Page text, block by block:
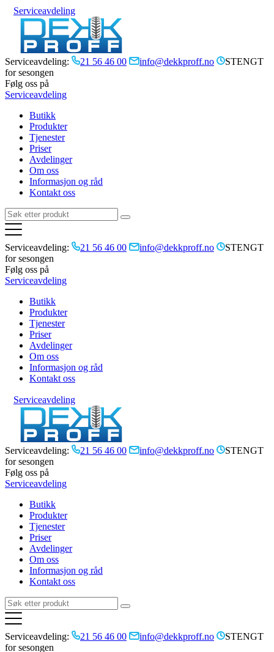
Serviceavdeling
Serviceavdeling: 21 56 46 00 info@dekkproff.no
STENGT
for sesongen
Følg oss på
Serviceavdeling
Butikk
Produkter
Tjenester
Priser
Avdelinger
Om oss
Informasjon og råd
Kontakt oss
Serviceavdeling: 21 56 46 00 info@dekkproff.no
STENGT
for sesongen
Følg oss på
Serviceavdeling
Butikk
Produkter
Tjenester
Priser
Avdelinger
Om oss
Informasjon og råd
Kontakt oss
Serviceavdeling
Serviceavdeling: 21 56 46 00 info@dekkproff.no
STENGT
for sesongen
Følg oss på
Serviceavdeling
Butikk
Produkter
Tjenester
Priser
Avdelinger
Om oss
Informasjon og råd
Kontakt oss
Serviceavdeling: 21 56 46 00 info@dekkproff.no
STENGT
for sesongen